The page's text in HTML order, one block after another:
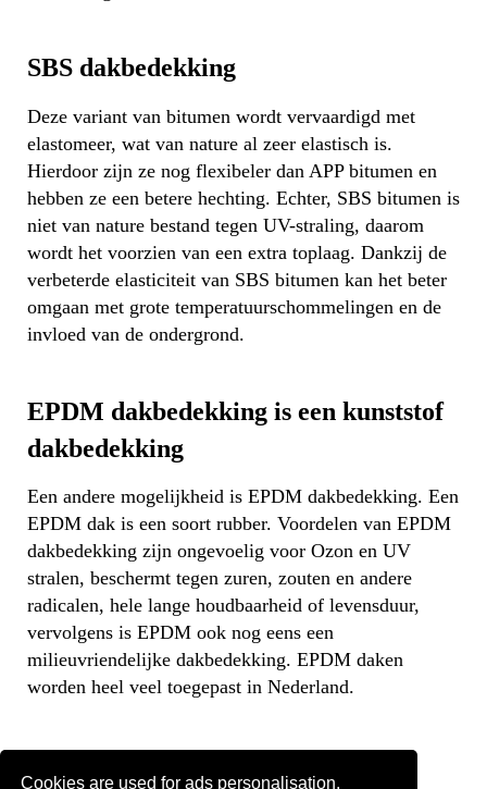
Cookies are used for ads personalisation.
SBS dakbedekking
Deze variant van bitumen wordt vervaardigd met
elastomeer, wat van nature al zeer elastisch is.
Hierdoor zijn ze nog flexibeler dan APP bitumen en
hebben ze een betere hechting. Echter, SBS bitumen is
niet van nature bestand tegen UV-straling, daarom
wordt het voorzien van een extra toplaag. Dankzij de
verbeterde elasticiteit van SBS bitumen kan het beter
omgaan met grote temperatuurschommelingen en de
invloed van de ondergrond.
EPDM dakbedekking is een kunststof
dakbedekking
Een andere mogelijkheid is EPDM dakbedekking. Een
EPDM dak is een soort rubber. Voordelen van EPDM
dakbedekking zijn ongevoelig voor Ozon en UV
stralen, beschermt tegen zuren, zouten en andere
radicalen, hele lange houdbaarheid of levensduur,
vervolgens is EPDM ook nog eens een
milieuvriendelijke dakbedekking. EPDM daken
worden heel veel toegepast in Nederland.